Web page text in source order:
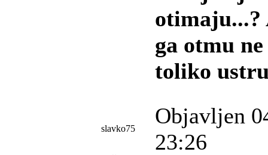
otimaju...?
ga otmu
toliko
slavko75
Objavljen
23:26